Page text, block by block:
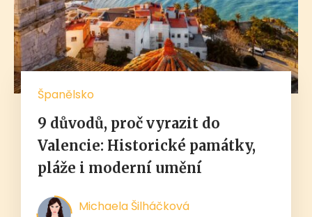
Španělsko
9 důvodů, proč vyrazit do
Valencie: Historické památky,
pláže i moderní umění
Michaela Šilháčková